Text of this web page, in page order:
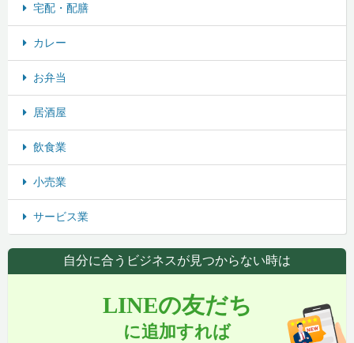
宅配・配膳
カレー
お弁当
居酒屋
飲食業
小売業
サービス業
自分に合うビジネスが見つからない時は
LINEの友だち
に追加すれば